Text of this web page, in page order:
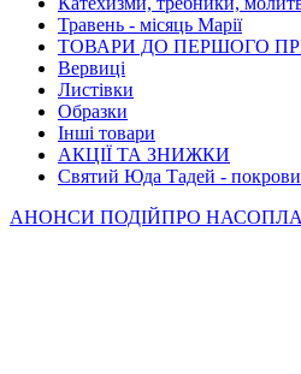
Травень - місяць Марії
ТОВАРИ ДО ПЕРШОГО
Вервиці
Листівки
Образки
Інші товари
АКЦІЇ ТА ЗНИЖКИ
Святий Юда Тадей -
АНОНСИ ПОДІЙПРО НАС